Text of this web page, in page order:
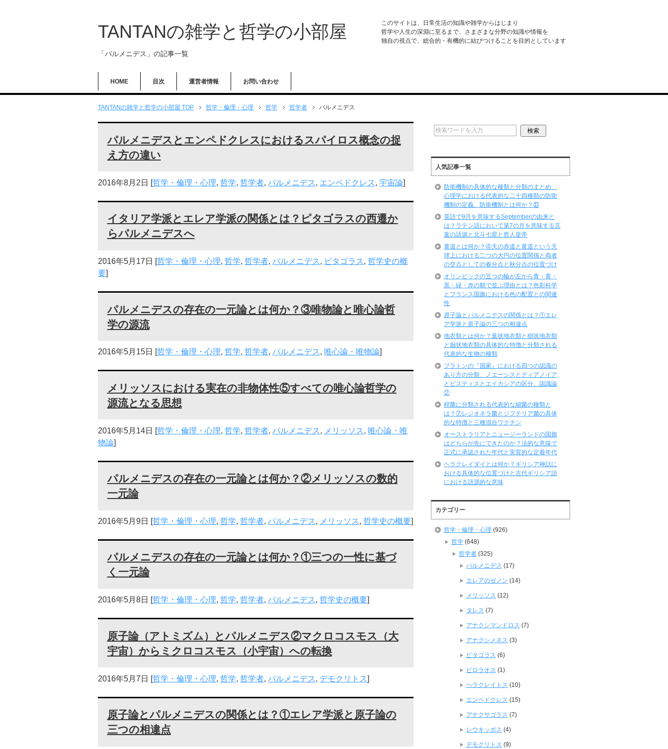
TANTANの雑学と哲学の小部屋
「パルメニデス」の記事一覧
このサイトは、日常生活の知識や雑学からはじまり
哲学や人生の深淵に至るまで、さまざまな分野の知識や情報を
独自の視点で、総合的・有機的に結びつけることを目的としています
HOME 目次 運営者情報 お問い合わせ
TANTANの雑学と哲学の小部屋 TOP 哲学・倫理・心理 哲学 哲学者 パルメニデス
パルメニデスとエンペドクレスにおけるスパイロス概念の捉
え方の違い
2016年8月2日 [哲学・倫理・心理, 哲学, 哲学者, パルメニデス, エンペドクレス, 宇宙論]
イタリア学派とエレア学派の関係とは？ピタゴラスの西遷か
らパルメニデスへ
2016年5月17日 [哲学・倫理・心理, 哲学, 哲学者, パルメニデス, ピタゴラス, 哲学史の概
要]
パルメニデスの存在の一元論とは何か？③唯物論と唯心論哲
学の源流
2016年5月15日 [哲学・倫理・心理, 哲学, 哲学者, パルメニデス, 唯心論・唯物論]
メリッソスにおける実在の非物体性⑤すべての唯心論哲学の
源流となる思想
2016年5月14日 [哲学・倫理・心理, 哲学, 哲学者, パルメニデス, メリッソス, 唯心論・唯
物論]
パルメニデスの存在の一元論とは何か？②メリッソスの数的
一元論
2016年5月9日 [哲学・倫理・心理, 哲学, 哲学者, パルメニデス, メリッソス, 哲学史の概要]
パルメニデスの存在の一元論とは何か？①三つの一性に基づ
く一元論
2016年5月8日 [哲学・倫理・心理, 哲学, 哲学者, パルメニデス, 哲学史の概要]
原子論（アトミズム）とパルメニデス②マクロコスモス（大
宇宙）からミクロコスモス（小宇宙）への転換
2016年5月7日 [哲学・倫理・心理, 哲学, 哲学者, パルメニデス, デモクリトス]
原子論とパルメニデスの関係とは？①エレア学派と原子論の
三つの相違点
人気記事一覧
防衛機制の具体的な種類と分類のまとめ、
心理学における代表的な二十四種類の防衛
機制の定義、防衛機制とは何か？㉛
英語で9月を意味するSeptemberの由来と
は？ラテン語において第7の月を意味する言
葉の語源と北斗七星と哲人皇帝
黄道とは何か？④天の赤道と黄道という天
球上における二つの大円の位置関係と両者
の交点としての春分点と秋分点の位置づけ
オリンピックの五つの輪が左から青・黄・
黒・緑・赤の順で並ぶ理由とは？色彩科学
とフランス国旗における色の配置との関連
性
原子論とパルメニデスの関係とは？①エレ
ア学派と原子論の三つの相違点
地衣類とは何か？葉状地衣類と樹状地衣類
と痂状地衣類の具体的な特徴と分類される
代表的な生物の種類
プラトンの『国家』における四つの認識の
あり方の分類、ノエーシスとディアノイア
とピスティスとエイカシアの区分、認識論
②
桿菌に分類される代表的な細菌の種類と
は？⑦レジオネラ菌とジフテリア菌の具体
的な特徴と三種混合ワクチン
オーストラリアとニュージーランドの国旗
はどちらが先にできたのか？法的な意味で
正式に承認された年代と実質的な定着年代
ヘラクレイダイとは何か？ギリシア神話に
おける具体的な位置づけと古代ギリシア語
における語源的な意味
カテゴリー
哲学・倫理・心理 (926)
哲学(648)
哲学者(325)
パルメニデス (17)
エレアのゼノン (14)
メリッソス (12)
タレス (7)
アナクシマンドロス (7)
アナクシメネス (3)
ピタゴラス (6)
ピロラオス (1)
ヘラクレイトス (10)
エンペドクレス (15)
アナクサゴラス (7)
レウキッポス (4)
デモクリトス (9)